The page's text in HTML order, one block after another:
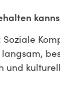
und